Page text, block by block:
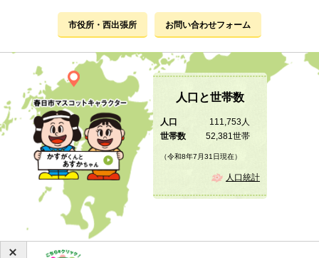
市役所・西出張所 お問い合わせフォーム
人口と世帯数
人口
111,753人
世帯数
52,381世帯
（令和8年7月31日現在）
人口統計